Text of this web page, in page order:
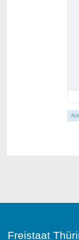
Freistaat